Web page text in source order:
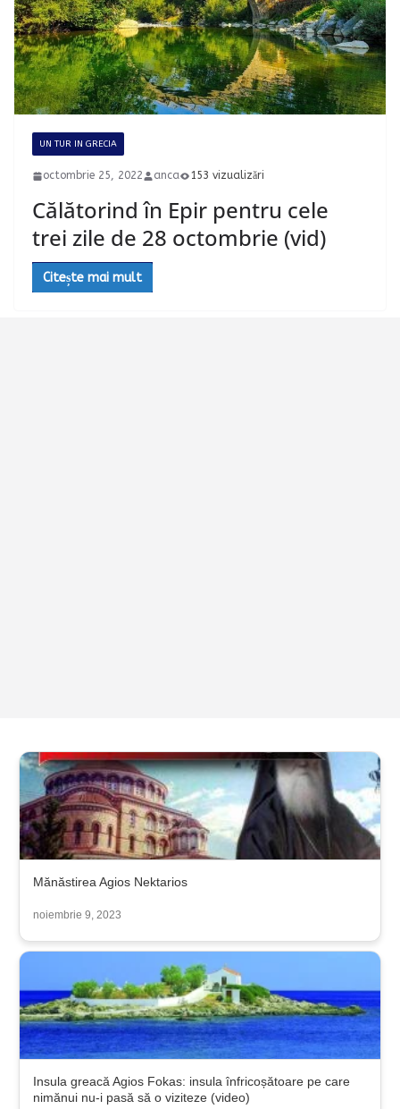
UN TUR IN GRECIA
octombrie 25, 2022 anca 153 vizualizări
Călătorind în Epir pentru cele
trei zile de 28 octombrie (vid)
Citește mai mult
Mănăstirea Agios Nektarios
noiembrie 9, 2023
Insula greacă Agios Fokas: insula înfricoșătoare pe care
nimănui nu-i pasă să o viziteze (video)